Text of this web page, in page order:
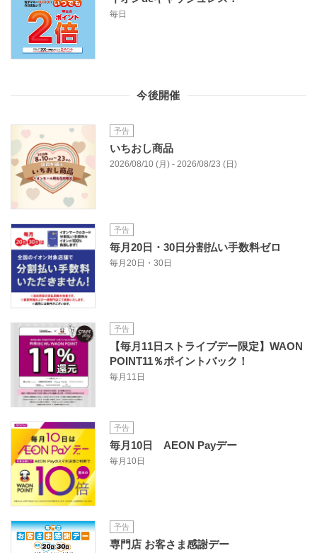
毎日
今後開催
予告
いちおし商品
2026/08/10 (月) - 2026/08/23 (日)
予告
毎月20日・30日分割払い手数料ゼロ
毎月20日・30日
予告
【毎月11日ストライプデー限定】WAON
POINT11％ポイントバック！
毎月11日
予告
毎月10日 AEON Payデー
毎月10日
予告
専門店 お客さま感謝デー